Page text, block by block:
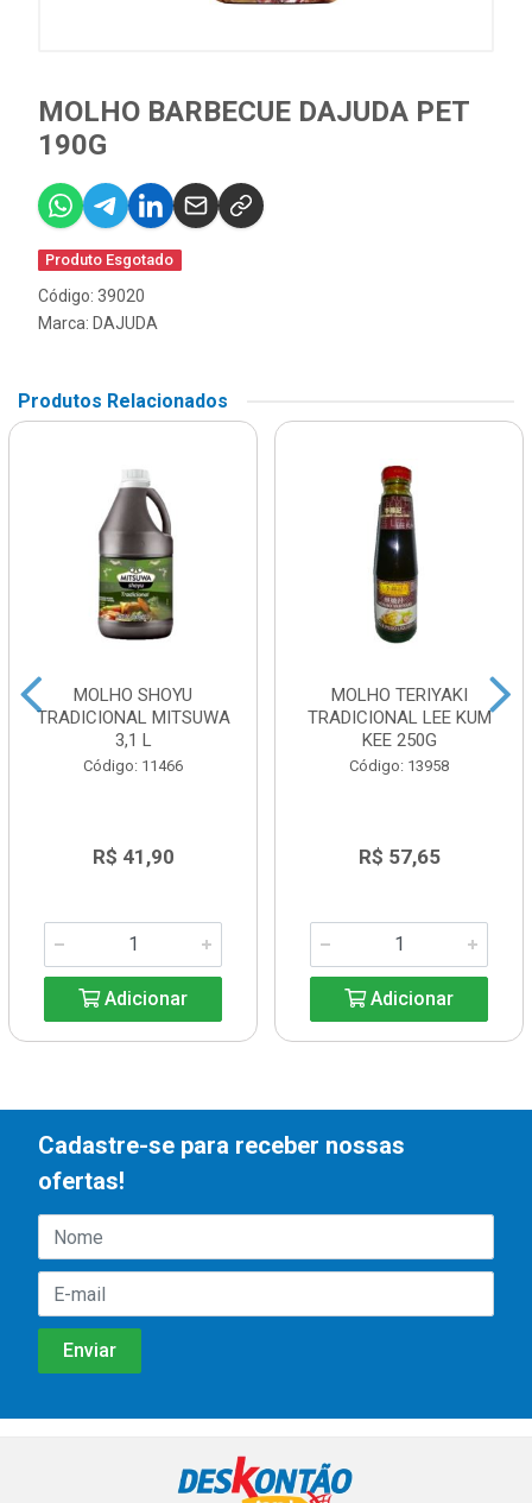
MOLHO BARBECUE DAJUDA PET
190G
Produto Esgotado
Código: 39020
Marca: DAJUDA
Produtos Relacionados
MOLHO SHOYU
TRADICIONAL MITSUWA
3,1 L
Código: 11466
R$ 41,90
Adicionar
MOLHO TERIYAKI
TRADICIONAL LEE KUM
KEE 250G
Código: 13958
R$ 57,65
Adicionar
Cadastre-se para receber nossas
ofertas!